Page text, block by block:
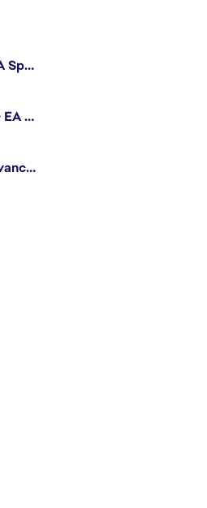
Machine Learning Engineer - EA Sports FC
Generalist Software Engineer - EA Sports FC
Senior Software Engineer - Advanced Technology Group